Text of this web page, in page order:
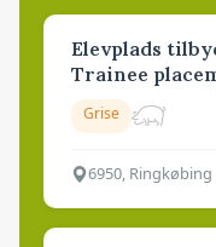
Elevplads
Trainee
Grise
6950, Ringkøbing